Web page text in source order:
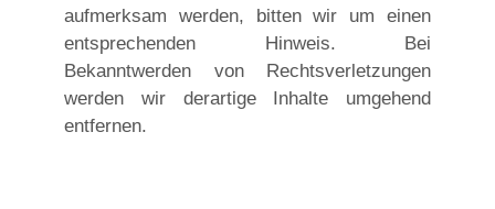
aufmerksam werden, bitten wir um einen
entsprechenden Hinweis. Bei
Bekanntwerden von Rechtsverletzungen
werden wir derartige Inhalte umgehend
entfernen.